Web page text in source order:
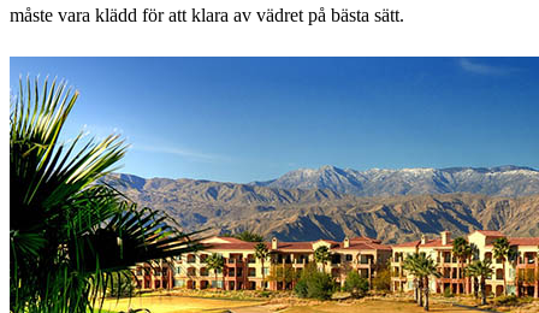
måste vara klädd för att klara av vädret på bästa sätt.